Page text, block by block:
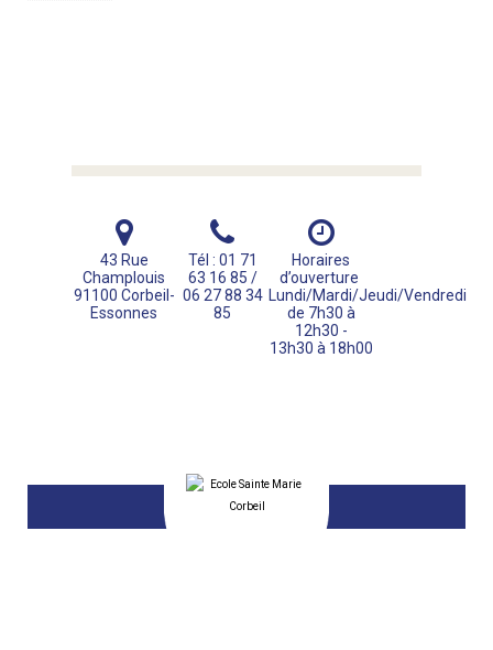
43 Rue
Champlouis
91100 Corbeil-
Essonnes
Tél : 01 71
63 16 85 /
06 27 88 34
85
Horaires
d’ouverture
Lundi/Mardi/Jeudi/Vendredi
de 7h30 à
12h30 -
13h30 à 18h00